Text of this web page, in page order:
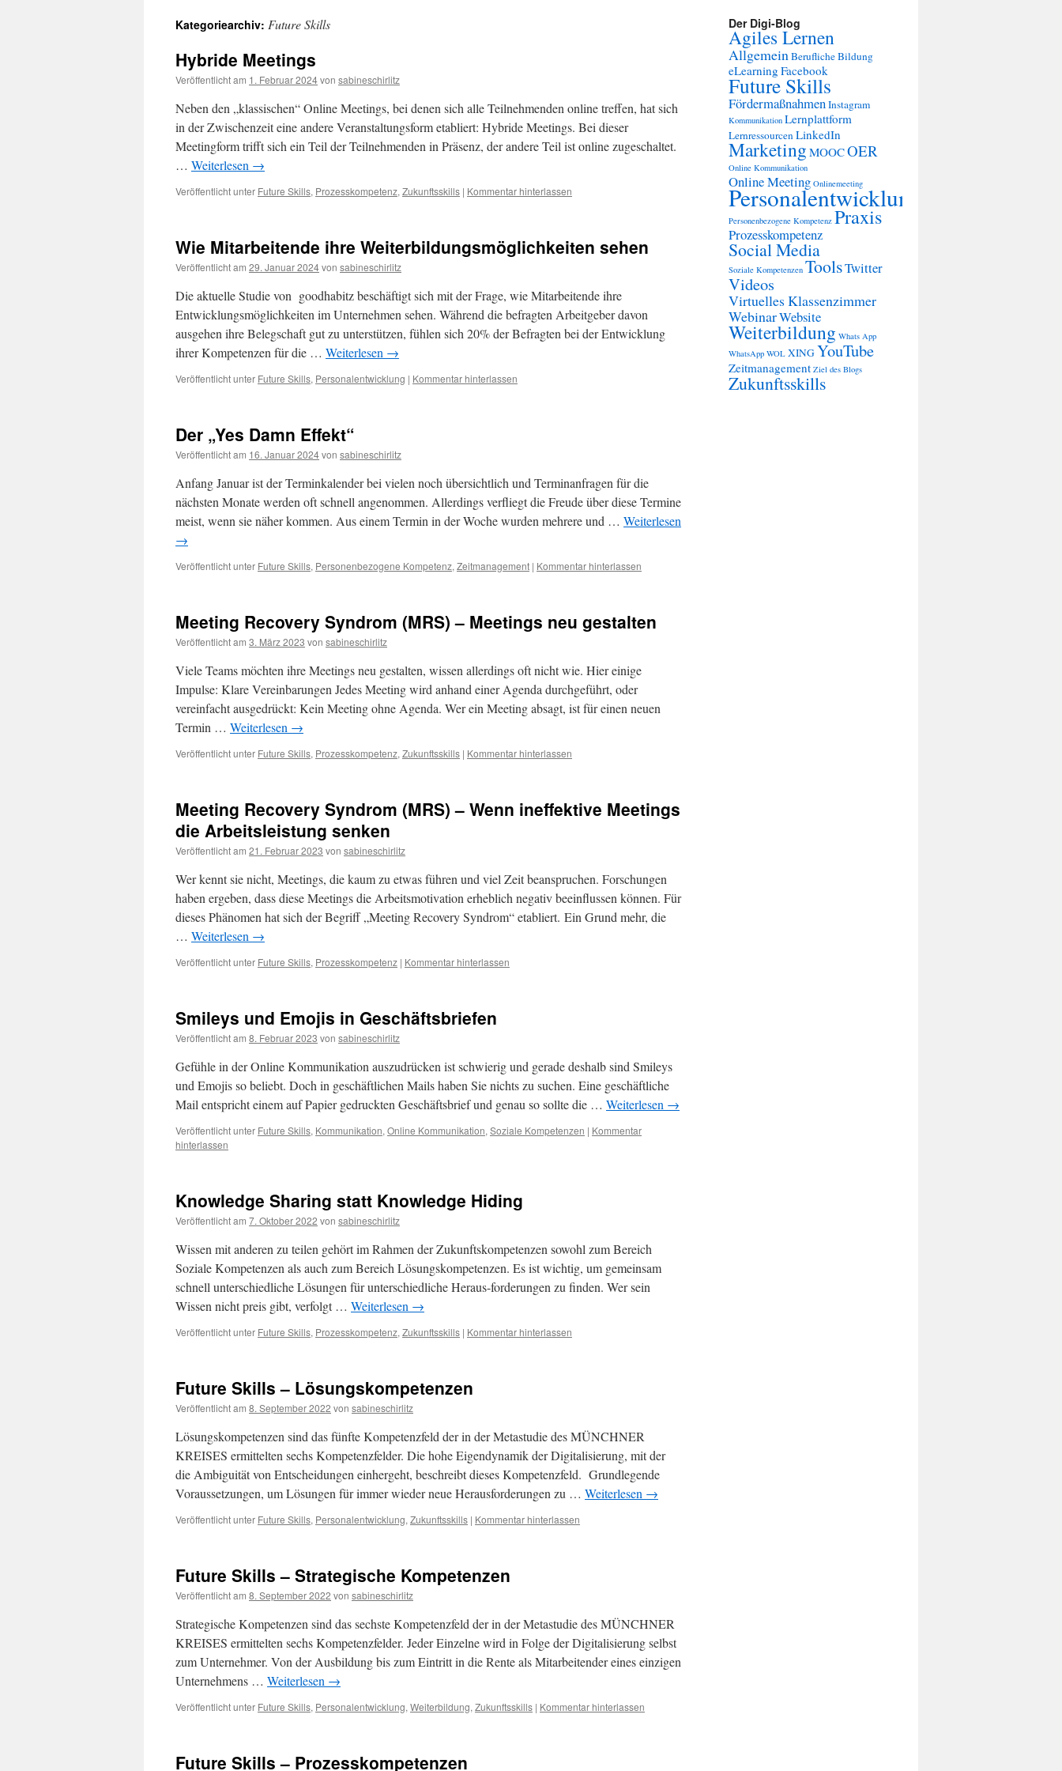
Kategoriearchiv: Future Skills
Hybride Meetings
Veröffentlicht am 1. Februar 2024von sabineschirlitz
Neben den „klassischen“ Online Meetings, bei denen sich alle Teilnehmenden online treffen, hat sich
in der Zwischenzeit eine andere Veranstaltungsform etabliert: Hybride Meetings. Bei dieser
Meetingform trifft sich ein Teil der Teilnehmenden in Präsenz, der andere Teil ist online zugeschaltet.
… Weiterlesen →
Veröffentlicht unter Future Skills, Prozesskompetenz, Zukunftsskills | Kommentar hinterlassen
Wie Mitarbeitende ihre Weiterbildungsmöglichkeiten sehen
Veröffentlicht am 29. Januar 2024von sabineschirlitz
Die aktuelle Studie von goodhabitz beschäftigt sich mit der Frage, wie Mitarbeitende ihre
Entwicklungsmöglichkeiten im Unternehmen sehen. Während die befragten Arbeitgeber davon
ausgehen ihre Belegschaft gut zu unterstützen, fühlen sich 20% der Befragten bei der Entwicklung
ihrer Kompetenzen für die … Weiterlesen →
Veröffentlicht unter Future Skills, Personalentwicklung | Kommentar hinterlassen
Der „Yes Damn Effekt“
Veröffentlicht am 16. Januar 2024von sabineschirlitz
Anfang Januar ist der Terminkalender bei vielen noch übersichtlich und Terminanfragen für die
nächsten Monate werden oft schnell angenommen. Allerdings verfliegt die Freude über diese Termine
meist, wenn sie näher kommen. Aus einem Termin in der Woche wurden mehrere und … Weiterlesen
→
Veröffentlicht unter Future Skills, Personenbezogene Kompetenz, Zeitmanagement | Kommentar hinterlassen
Meeting Recovery Syndrom (MRS) – Meetings neu gestalten
Veröffentlicht am 3. März 2023 von sabineschirlitz
Viele Teams möchten ihre Meetings neu gestalten, wissen allerdings oft nicht wie. Hier einige
Impulse: Klare Vereinbarungen Jedes Meeting wird anhand einer Agenda durchgeführt, oder
vereinfacht ausgedrückt: Kein Meeting ohne Agenda. Wer ein Meeting absagt, ist für einen neuen
Termin … Weiterlesen →
Veröffentlicht unter Future Skills, Prozesskompetenz, Zukunftsskills | Kommentar hinterlassen
Meeting Recovery Syndrom (MRS) – Wenn ineffektive Meetings
die Arbeitsleistung senken
Veröffentlicht am 21. Februar 2023 von sabineschirlitz
Wer kennt sie nicht, Meetings, die kaum zu etwas führen und viel Zeit beanspruchen. Forschungen
haben ergeben, dass diese Meetings die Arbeitsmotivation erheblich negativ beeinflussen können. Für
dieses Phänomen hat sich der Begriff „Meeting Recovery Syndrom“ etabliert. Ein Grund mehr, die
… Weiterlesen →
Veröffentlicht unter Future Skills, Prozesskompetenz | Kommentar hinterlassen
Smileys und Emojis in Geschäftsbriefen
Veröffentlicht am 8. Februar 2023 von sabineschirlitz
Gefühle in der Online Kommunikation auszudrücken ist schwierig und gerade deshalb sind Smileys
und Emojis so beliebt. Doch in geschäftlichen Mails haben Sie nichts zu suchen. Eine geschäftliche
Mail entspricht einem auf Papier gedruckten Geschäftsbrief und genau so sollte die … Weiterlesen →
Veröffentlicht unter Future Skills, Kommunikation, Online Kommunikation, Soziale Kompetenzen | Kommentar
hinterlassen
Knowledge Sharing statt Knowledge Hiding
Veröffentlicht am 7. Oktober 2022 von sabineschirlitz
Wissen mit anderen zu teilen gehört im Rahmen der Zukunftskompetenzen sowohl zum Bereich
Soziale Kompetenzen als auch zum Bereich Lösungskompetenzen. Es ist wichtig, um gemeinsam
schnell unterschiedliche Lösungen für unterschiedliche Heraus-forderungen zu finden. Wer sein
Wissen nicht preis gibt, verfolgt … Weiterlesen →
Veröffentlicht unter Future Skills, Prozesskompetenz, Zukunftsskills | Kommentar hinterlassen
Future Skills – Lösungskompetenzen
Veröffentlicht am 8. September 2022 von sabineschirlitz
Lösungskompetenzen sind das fünfte Kompetenzfeld der in der Metastudie des MÜNCHNER
KREISES ermittelten sechs Kompetenzfelder. Die hohe Eigendynamik der Digitalisierung, mit der
die Ambiguität von Entscheidungen einhergeht, beschreibt dieses Kompetenzfeld. Grundlegende
Voraussetzungen, um Lösungen für immer wieder neue Herausforderungen zu … Weiterlesen →
Veröffentlicht unter Future Skills, Personalentwicklung, Zukunftsskills | Kommentar hinterlassen
Future Skills – Strategische Kompetenzen
Veröffentlicht am 8. September 2022 von sabineschirlitz
Strategische Kompetenzen sind das sechste Kompetenzfeld der in der Metastudie des MÜNCHNER
KREISES ermittelten sechs Kompetenzfelder. Jeder Einzelne wird in Folge der Digitalisierung selbst
zum Unternehmer. Von der Ausbildung bis zum Eintritt in die Rente als Mitarbeitender eines einzigen
Unternehmens … Weiterlesen →
Veröffentlicht unter Future Skills, Personalentwicklung, Weiterbildung, Zukunftsskills | Kommentar hinterlassen
Future Skills – Prozesskompetenzen
Der Digi-Blog
Agiles Lernen
AllgemeinBerufliche Bildung
eLearning Facebook
Future Skills
FördermaßnahmenInstagram
Kommunikation Lernplattform
LernressourcenLinkedIn
Marketing MOOCOER
Online Kommunikation
Online Meeting Onlinemeeting
Personalentwicklung
Personenbezogene Kompetenz Praxis
Prozesskompetenz
Social Media
Soziale Kompetenzen ToolsTwitter
Videos
Virtuelles Klassenzimmer
WebinarWebsite
Weiterbildung Whats App
WhatsApp WOL XINGYouTube
Zeitmanagement Ziel des Blogs
Zukunftsskills